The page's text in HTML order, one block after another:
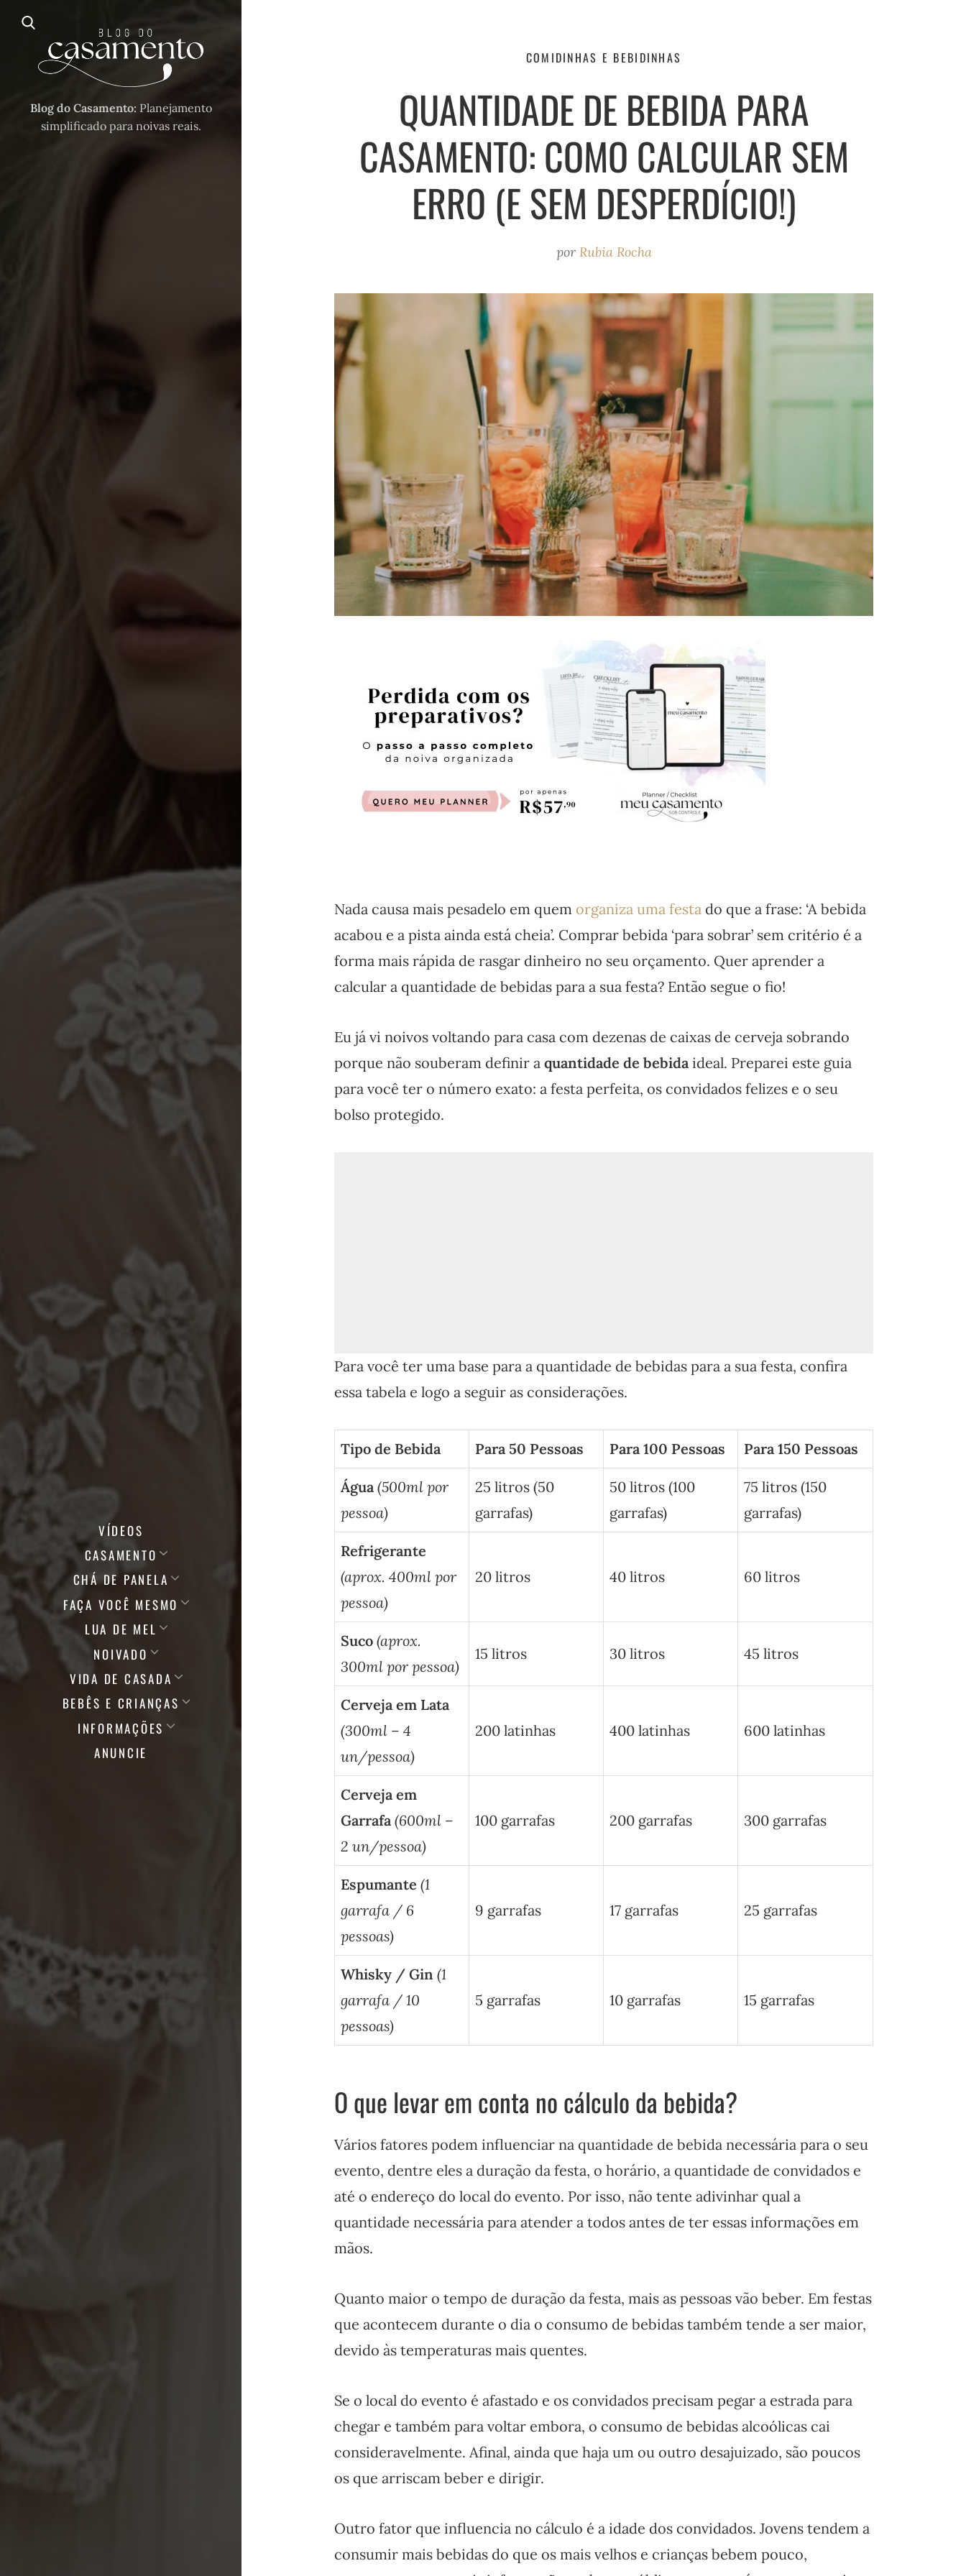
Blog do Casamento: Planejamento
simplificado para noivas reais.
VÍDEOS
CASAMENTO
CHÁ DE PANELA
FAÇA VOCÊ MESMO
LUA DE MEL
NOIVADO
VIDA DE CASADA
BEBÊS E CRIANÇAS
INFORMAÇÕES
ANUNCIE
COMIDINHAS E BEBIDINHAS
QUANTIDADE DE BEBIDA PARA
CASAMENTO: COMO CALCULAR SEM
ERRO (E SEM DESPERDÍCIO!)
por Rubia Rocha
Nada causa mais pesadelo em quem organiza uma festa do que a frase: ‘A bebida
acabou e a pista ainda está cheia’. Comprar bebida ‘para sobrar’ sem critério é a
forma mais rápida de rasgar dinheiro no seu orçamento. Quer aprender a
calcular a quantidade de bebidas para a sua festa? Então segue o fio!
Eu já vi noivos voltando para casa com dezenas de caixas de cerveja sobrando
porque não souberam definir a quantidade de bebida ideal. Preparei este guia
para você ter o número exato: a festa perfeita, os convidados felizes e o seu
bolso protegido.
Para você ter uma base para a quantidade de bebidas para a sua festa, confira
essa tabela e logo a seguir as considerações.
Tipo de Bebida Para 50 Pessoas Para 100 Pessoas Para 150 Pessoas
Água (500ml por
pessoa)
25 litros (50
garrafas)
50 litros (100
garrafas)
75 litros (150
garrafas)
Refrigerante
(aprox. 400ml por
pessoa)
20 litros 40 litros 60 litros
Suco (aprox.
300ml por pessoa)
15 litros 30 litros 45 litros
Cerveja em Lata
(300ml – 4
un/pessoa)
200 latinhas 400 latinhas 600 latinhas
Cerveja em
Garrafa (600ml –
2 un/pessoa)
100 garrafas 200 garrafas 300 garrafas
Espumante (1
garrafa / 6
pessoas)
9 garrafas 17 garrafas 25 garrafas
Whisky / Gin (1
garrafa / 10
pessoas)
5 garrafas 10 garrafas 15 garrafas
O que levar em conta no cálculo da bebida?
Vários fatores podem influenciar na quantidade de bebida necessária para o seu
evento, dentre eles a duração da festa, o horário, a quantidade de convidados e
até o endereço do local do evento. Por isso, não tente adivinhar qual a
quantidade necessária para atender a todos antes de ter essas informações em
mãos.
Quanto maior o tempo de duração da festa, mais as pessoas vão beber. Em festas
que acontecem durante o dia o consumo de bebidas também tende a ser maior,
devido às temperaturas mais quentes.
Se o local do evento é afastado e os convidados precisam pegar a estrada para
chegar e também para voltar embora, o consumo de bebidas alcoólicas cai
consideravelmente. Afinal, ainda que haja um ou outro desajuizado, são poucos
os que arriscam beber e dirigir.
Outro fator que influencia no cálculo é a idade dos convidados. Jovens tendem a
consumir mais bebidas do que os mais velhos e crianças bebem pouco,